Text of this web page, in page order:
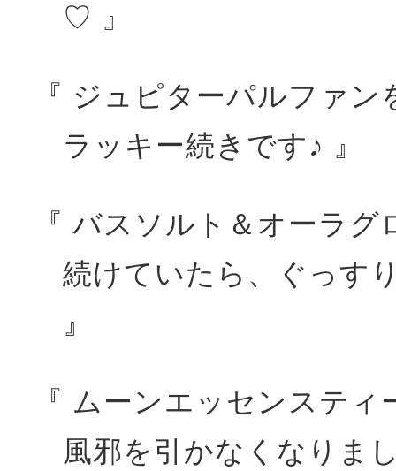
♡ 』
『 ジュピターパルファ
ラッキー続きです♪ 』
『 バスソルト＆オーラ
続けていたら、
ぐっす
』
『 ムーンエッセンステ
風邪を引かなくなりま